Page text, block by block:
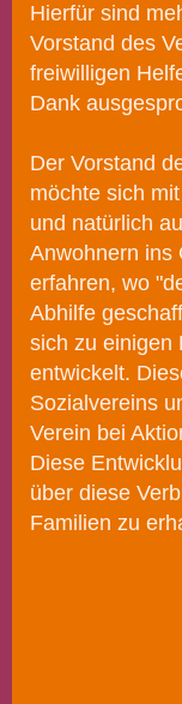
Hierfür sind
Vorstand des
freiwilligen
Dank
Der Vorstand
möchte sich
und natürlich
Anwohnern ins
erfahren, wo
Abhilfe
sich zu einigen
entwickelt.
Sozialvereins
Verein bei
Diese
über diese
Familien zu